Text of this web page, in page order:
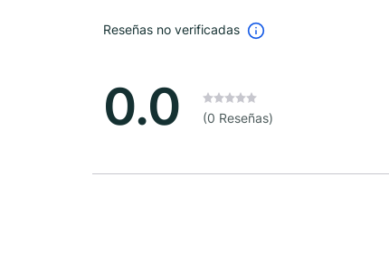
Reseñas no verificadas
0.0 (0 Reseñas)